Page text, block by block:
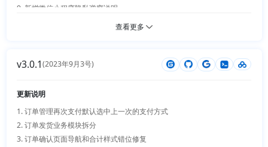
9. 新增微信小程序隐私弹窗说明
10. 登录过期时间调整为12小时 查看更多
v3.0.1(2023年9月3号)
更新说明
1. 订单管理再次支付默认选中上一次的支付方式
2. 订单发货业务模块拆分
3. 订单确认页面导航和合计样式错位修复